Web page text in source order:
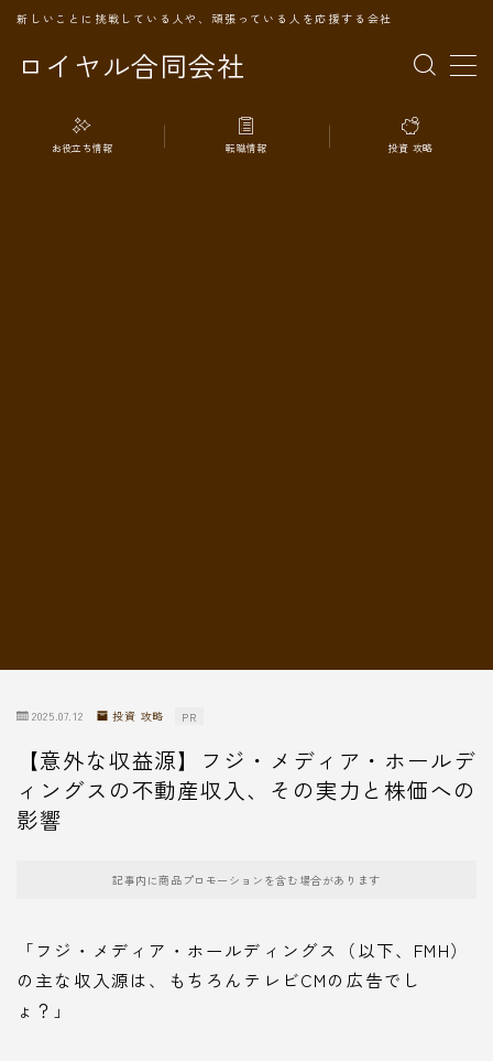
ロイヤル合同会社
新しいことに挑戦している人や、頑張っている人を応援する会社
MENU
TOPページ
お役立ち情報 転職情報 投資 攻略
2025.07.12 投資 攻略 PR
【意外な収益源】フジ・メディア・ホールデ
ィングスの不動産収入、その実力と株価への
影響
記事内に商品プロモーションを含む場合があります
「フジ・メディア・ホールディングス（以下、FMH）
の主な収入源は、もちろんテレビCMの広告でし
ょ？」